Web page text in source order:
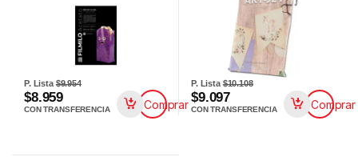
P. Lista$9.954
$8.959
CON TRANSFERENCIA Comprar
P. Lista$10.108
$9.097
CON TRANSFERENCIA Comprar